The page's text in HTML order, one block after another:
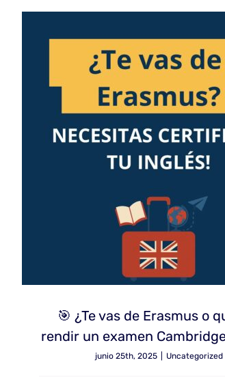
🎯 ¿Te vas de Erasmus o
rendir un examen
junio 25th, 2025 Uncategorized